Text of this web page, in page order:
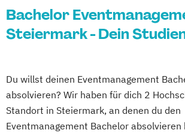
Bachelor
Steiermark - Dein
Du willst deinen Eventmanagement
absolvieren? Wir haben für dich 2
Standort in Steiermark, an denen du den
Eventmanagement Bachelor absolvieren